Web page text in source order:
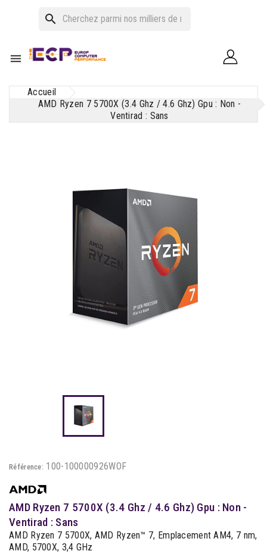
search

Accueil
AMD Ryzen 7 5700X (3.4 Ghz / 4.6 Ghz) Gpu : Non -
Ventirad : Sans
Référence: 100-100000926WOF
AMD Ryzen 7 5700X (3.4 Ghz / 4.6 Ghz) Gpu : Non -
Ventirad : Sans
AMD Ryzen 7 5700X, AMD Ryzen™ 7, Emplacement AM4, 7 nm,
AMD, 5700X, 3,4 GHz